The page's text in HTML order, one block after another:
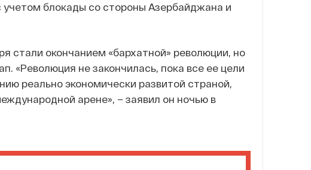
блокады со стороны Азербайджана и
стали окончанием «бархатной» революции, но
«Революция не закончилась, пока все ее цели
реально экономически развитой страной,
арене», – заявил он ночью в